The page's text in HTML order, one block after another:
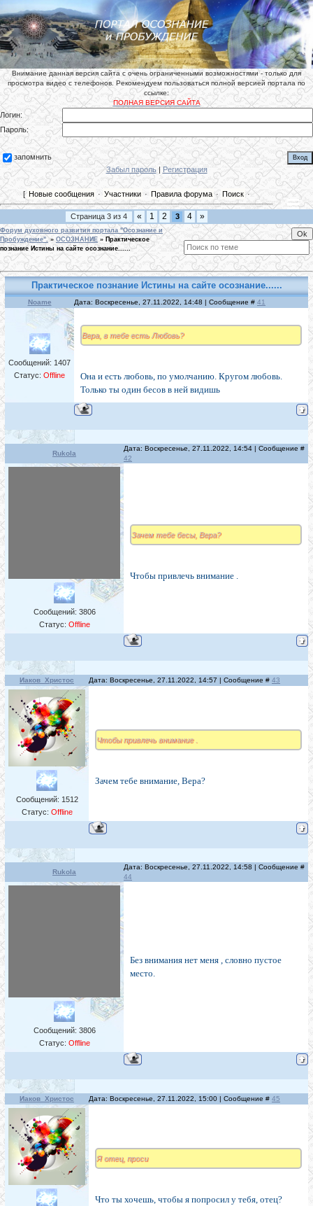
Внимание данная версия сайта с очень ограниченными возможностями - только для
просмотра видео с телефонов. Рекомендуем пользоваться полной версией портала по
ссылке:
ПОЛНАЯ ВЕРСИЯ САЙТА
Логин:
Пароль:
запомнить
Забыл пароль| Регистрация
[ Новые сообщения · Участники · Правила форума · Поиск·
Страница 3 из 4 « 1 2 3 4 »
Форум духовного развития портала "Осознание и
Пробуждение". » ОСОЗНАНИЕ » Практическое
познание Истины на сайте осознание......
Практическое познание Истины на сайте осознание......
Noame Дата: Воскресенье, 27.11.2022, 14:48 | Сообщение # 41
Сообщений: 1407
Статус: Offline
Вера, в тебе есть Любовь?
Она и есть любовь, по умолчанию. Кругом любовь.
Только ты один бесов в ней видишь
Rukola
Дата: Воскресенье, 27.11.2022, 14:54 | Сообщение #
42
Сообщений: 3806
Статус: Offline
Зачем тебе бесы, Вера?
Чтобы привлечь внимание .
Иаков_Христос Дата: Воскресенье, 27.11.2022, 14:57 | Сообщение # 43
Сообщений: 1512
Статус: Offline
Чтобы привлечь внимание .
Зачем тебе внимание, Вера?
Rukola
Дата: Воскресенье, 27.11.2022, 14:58 | Сообщение #
44
Сообщений: 3806
Статус: Offline
Без внимания нет меня , словно пустое
место.
Иаков_Христос Дата: Воскресенье, 27.11.2022, 15:00 | Сообщение # 45
Я отец, проси
Что ты хочешь, чтобы я попросил у тебя, отец?